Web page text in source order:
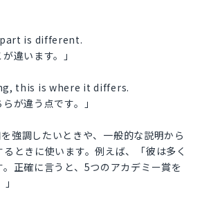
is different.
違います。」
this is where it differs.
が違う点です。」
強調したいときや、一般的な説明から
ときに使います。例えば、「彼は多く
正確に言うと、5つのアカデミー賞を